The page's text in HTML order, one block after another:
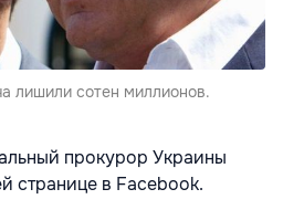
лишили сотен миллионов.
прокурор Украины
странице в Facebook.